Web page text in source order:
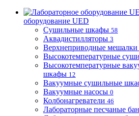
оборудование UED
Сушильные шкафы 58
Аквадистилляторы 3
Верхнеприводные мешалки
Высокотемпературные
Высокотемпературные
шкафы 12
Вакуумные сушильные
Вакуумные насосы 0
Колбонагреватели 46
Лабораторные песчаные